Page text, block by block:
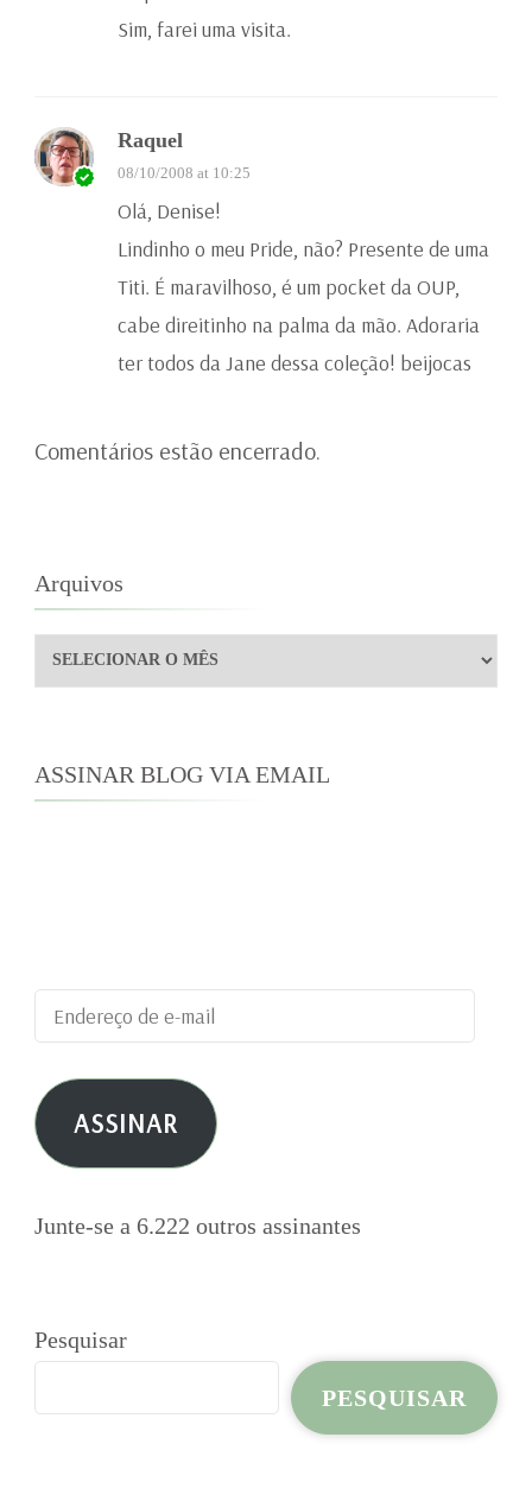
Sim, farei uma visita.
Raquel
08/10/2008 at 10:25
Olá, Denise!
Lindinho o meu Pride, não? Presente de uma
Titi. É maravilhoso, é um pocket da OUP,
cabe direitinho na palma da mão. Adoraria
ter todos da Jane dessa coleção! beijocas
Comentários estão encerrado.
Arquivos
Arquivos
ASSINAR BLOG VIA EMAIL
Endereço
de
e-
mail ASSINAR
Junte-se a 6.222 outros assinantes
Pesquisar
PESQUISAR